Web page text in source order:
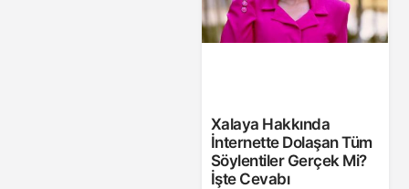
Xalaya Hakkında
İnternette Dolaşan Tüm
Söylentiler Gerçek Mi?
İşte Cevabı